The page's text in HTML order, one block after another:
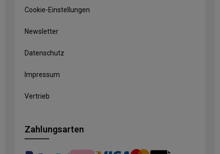
Cookie-Einstellungen
Newsletter
Datenschutz
Impressum
Vertrieb
Zahlungsarten